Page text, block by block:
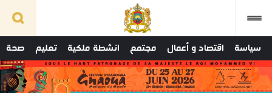
سياسة اقتصاد و أعمال مجتمع انشطة ملكية تعليم صحة